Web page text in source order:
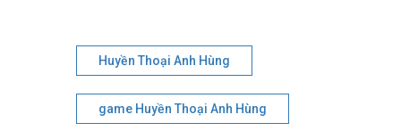
Huyền Thoại Anh Hùng
game Huyền Thoại Anh Hùng